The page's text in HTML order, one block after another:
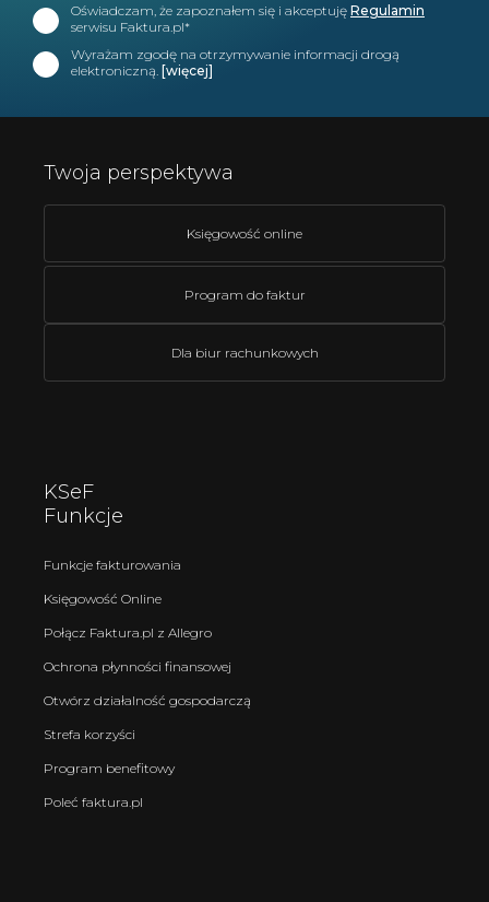
Oświadczam, że zapoznałem się i akceptuję Regulamin
serwisu Faktura.pl*
Wyrażam zgodę na otrzymywanie informacji drogą
elektroniczną. [więcej]
Twoja perspektywa
Księgowość online
Program do faktur
Dla biur rachunkowych
KSeF
Funkcje
Funkcje fakturowania
Księgowość Online
Połącz Faktura.pl z Allegro
Ochrona płynności finansowej
Otwórz działalność gospodarczą
Strefa korzyści
Program benefitowy
Poleć faktura.pl